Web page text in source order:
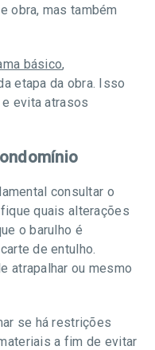
obra, mas também
básico,
etapa da obra. Isso
evita atrasos
consultar o
quais alterações
o barulho é
de entulho.
atrapalhar ou mesmo
se há restrições
a fim de evitar